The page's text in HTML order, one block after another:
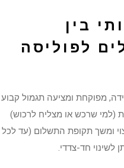
בין
לפוליסה
מפוקחת ומציעה תגמול קבוע
פרטית (למי שרכש או מצליח לרכוש)
ומשך תקופת התשלום (עד לכל
לשינוי חד-צדדי.